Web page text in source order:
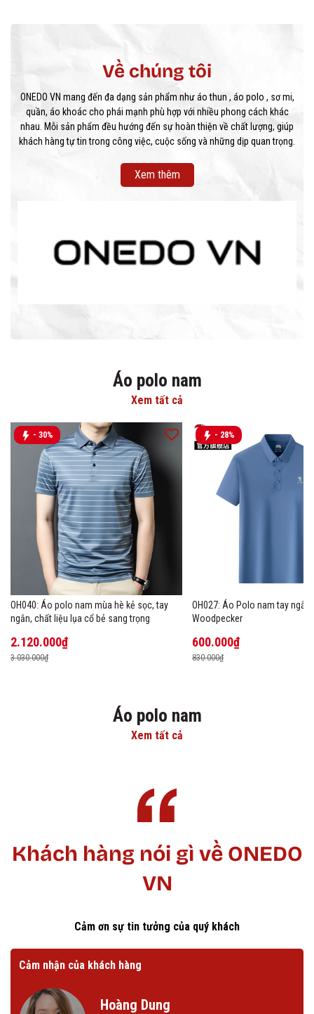
Về chúng tôi
ONEDO VN mang đến đa dạng sản phẩm như áo thun , áo polo , sơ mi,
quần, áo khoác cho phái mạnh phù hợp với nhiều phong cách khác
nhau. Mỗi sản phẩm đều hướng đến sự hoàn thiện về chất lượng, giúp
khách hàng tự tin trong công việc, cuộc sống và những dịp quan trọng.
Xem thêm
Áo polo nam
Xem tất cả
- 30%
OH040: Áo polo nam mùa hè kẻ sọc, tay
ngắn, chất liệu lụa cổ bẻ sang trọng
2.120.000₫
3.030.000₫
- 28%
OH027: Áo Polo nam tay ngắn
Woodpecker
600.000₫
830.000₫
Áo polo nam
Xem tất cả
Khách hàng nói gì về ONEDO
VN
Cảm ơn sự tin tưởng của quý khách
Cảm nhận của khách hàng
Hoàng Dung